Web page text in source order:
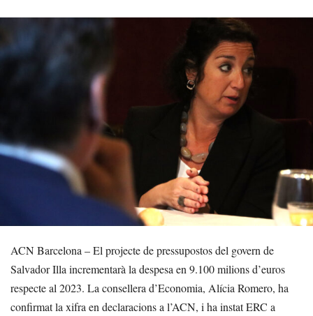
ACN Barcelona – El projecte de pressupostos del govern de
Salvador Illa incrementarà la despesa en 9.100 milions d’euros
respecte al 2023. La consellera d’Economia, Alícia Romero, ha
confirmat la xifra en declaracions a l’ACN, i ha instat ERC a